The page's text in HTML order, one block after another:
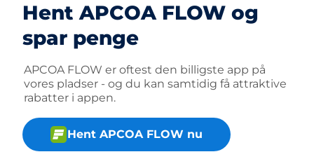
Hent APCOA FLOW og
spar penge
APCOA FLOW er oftest den billigste app på
vores pladser - og du kan samtidig få attraktive
rabatter i appen.
Hent APCOA FLOW nu